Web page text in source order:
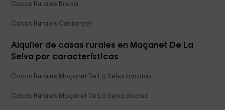
Casas Rurales Breda
Casas Rurales Castanyet
Alquiler de casas rurales en Maçanet De La
Selva por características
Casas Rurales Maçanet De La Selva baratas
Casas Rurales Maçanet De La Selva piscina